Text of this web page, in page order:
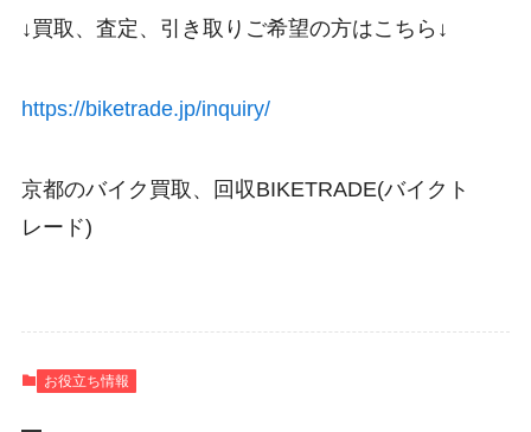
↓買取、査定、引き取りご希望の方はこちら↓
https://biketrade.jp/inquiry/
京都のバイク買取、回収BIKETRADE(バイクト
レード)
お役立ち情報